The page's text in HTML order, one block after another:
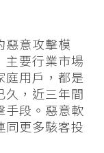
惡意攻擊模
主要行業市場
庭用戶，都是
久，近三年間
手段。惡意軟
同更多駭客投